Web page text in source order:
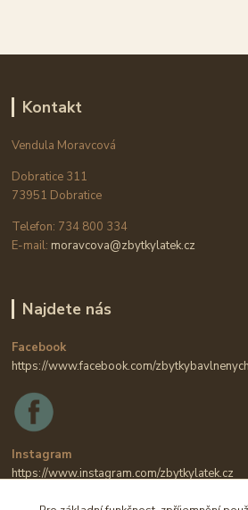
Kontakt
Vendula Moravcová
Dobratice 311
73951 Dobratice
Telefon: 734 800 334
E-mail: moravcova@zbytkylatek.cz
Najdete nás
Facebook
https://www.facebook.com/
Instagram
https://www.instagram.com/zbytkylatek.cz